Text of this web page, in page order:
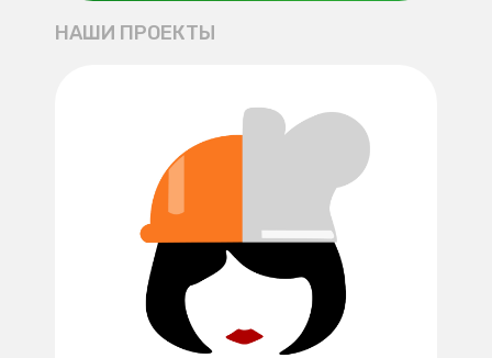
НАШИ ПРОЕКТЫ